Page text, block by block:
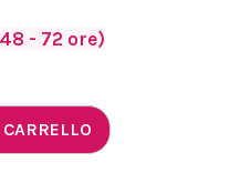
- 72 ore)